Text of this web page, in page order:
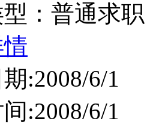
型：普通求职
:2008/6/1
:2008/6/1